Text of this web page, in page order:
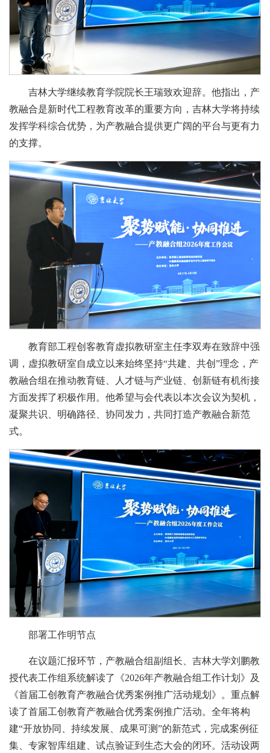
吉林大学继续教育学院院长王瑞致欢迎辞。他指出，产
教融合是新时代工程教育改革的重要方向，吉林大学将持续
发挥学科综合优势，为产教融合提供更广阔的平台与更有力
的支撑。
教育部工程创客教育虚拟教研室主任李双寿在致辞中强
调，虚拟教研室自成立以来始终坚持“共建、共创”理念，产
教融合组在推动教育链、人才链与产业链、创新链有机衔接
方面发挥了积极作用。他希望与会代表以本次会议为契机，
凝聚共识、明确路径、协同发力，共同打造产教融合新范
式。
部署工作明节点
在议题汇报环节，产教融合组副组长、吉林大学刘鹏教
授代表工作组系统解读了《2026年产教融合组工作计划》及
《首届工创教育产教融合优秀案例推广活动规划》。重点解
读了首届工创教育产教融合优秀案例推广活动。全年将构
建“开放协同、持续发展、成果可测”的新范式，完成案例征
集、专家智库组建、试点验证到生态大会的闭环。活动设两